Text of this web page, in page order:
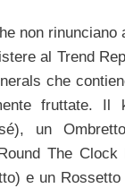
non
al Trend
che
fruttate. Il
un
The
e un